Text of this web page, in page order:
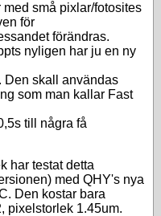
små pixlar/fotosites
för
förändras.
nyligen har ju en ny
Den skall användas
som man kallar Fast
till några få
har testat detta
med QHY's nya
Den kostar bara
pixelstorlek 1.45um.